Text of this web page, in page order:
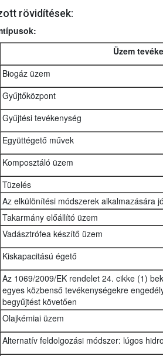
rövidítések:
Üzem
Biogáz üzem
Gyűjtőközpont
Gyűjtési tevékenység
Együttégető művek
Komposztáló üzem
Tüzelés
Az elkülönítési módszerek alkalmazására
Takarmány előállító üzem
Vadásztrófea készítő üzem
Kiskapacitású égető
Az 1069/2009/EK rendelet 24. cikke (1)
egyes közbenső tevékenységekre
begyűjtést követően
Olajkémiai üzem
Alternatív feldolgozási módszer: lúgos